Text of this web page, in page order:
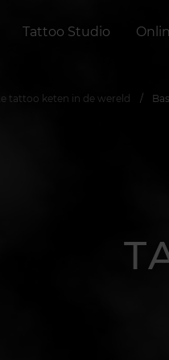
Tattoo Studio
tattoo keten in de wereld